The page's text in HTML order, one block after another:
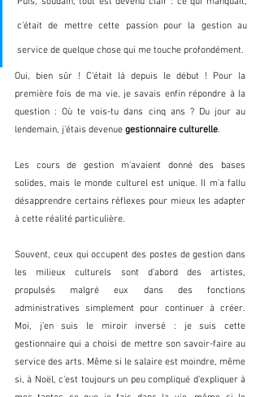
c’était de mettre cette passion pour la gestion au
service de quelque chose qui me touche profondément.
Oui, bien sûr ! C’était là depuis le début ! Pour la
première fois de ma vie, je savais enfin répondre à la
question : Où te vois-tu dans cinq ans ? Du jour au
lendemain, j’étais devenue gestionnaire culturelle.
Les cours de gestion m’avaient donné des bases
solides, mais le monde culturel est unique. Il m’a fallu
désapprendre certains réflexes pour mieux les adapter
à cette réalité particulière.
Souvent, ceux qui occupent des postes de gestion dans
les milieux culturels sont d’abord des artistes,
propulsés malgré eux dans des fonctions
administratives simplement pour continuer à créer.
Moi, j’en suis le miroir inversé : je suis cette
gestionnaire qui a choisi de mettre son savoir-faire au
service des arts. Même si le salaire est moindre, même
si, à Noël, c’est toujours un peu compliqué d’expliquer à